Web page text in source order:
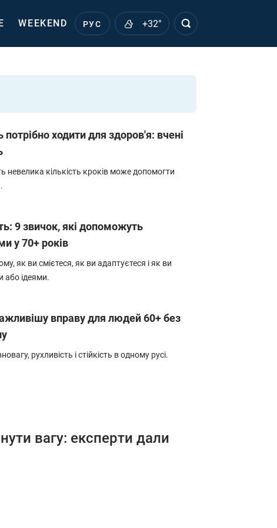
WEEKEND РУС +32°
потрібно ходити для здоров'я: вчені
невелика кількість кроків може допомогти
9 звичок, які допоможуть
у 70+ років
як ви смієтеся, як ви адаптуєтеся і як ви
або ідеями.
вправу для людей 60+ без
рухливість і стійкість в одному русі.
вагу: експерти дали